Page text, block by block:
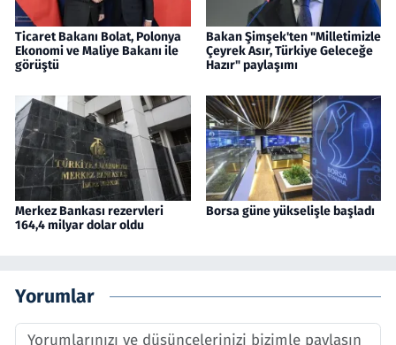
Ticaret Bakanı Bolat, Polonya
Ekonomi ve Maliye Bakanı ile
görüştü
Bakan Şimşek'ten "Milletimizle
Çeyrek Asır, Türkiye Geleceğe
Hazır" paylaşımı
Merkez Bankası rezervleri
164,4 milyar dolar oldu
Borsa güne yükselişle başladı
Yorumlar